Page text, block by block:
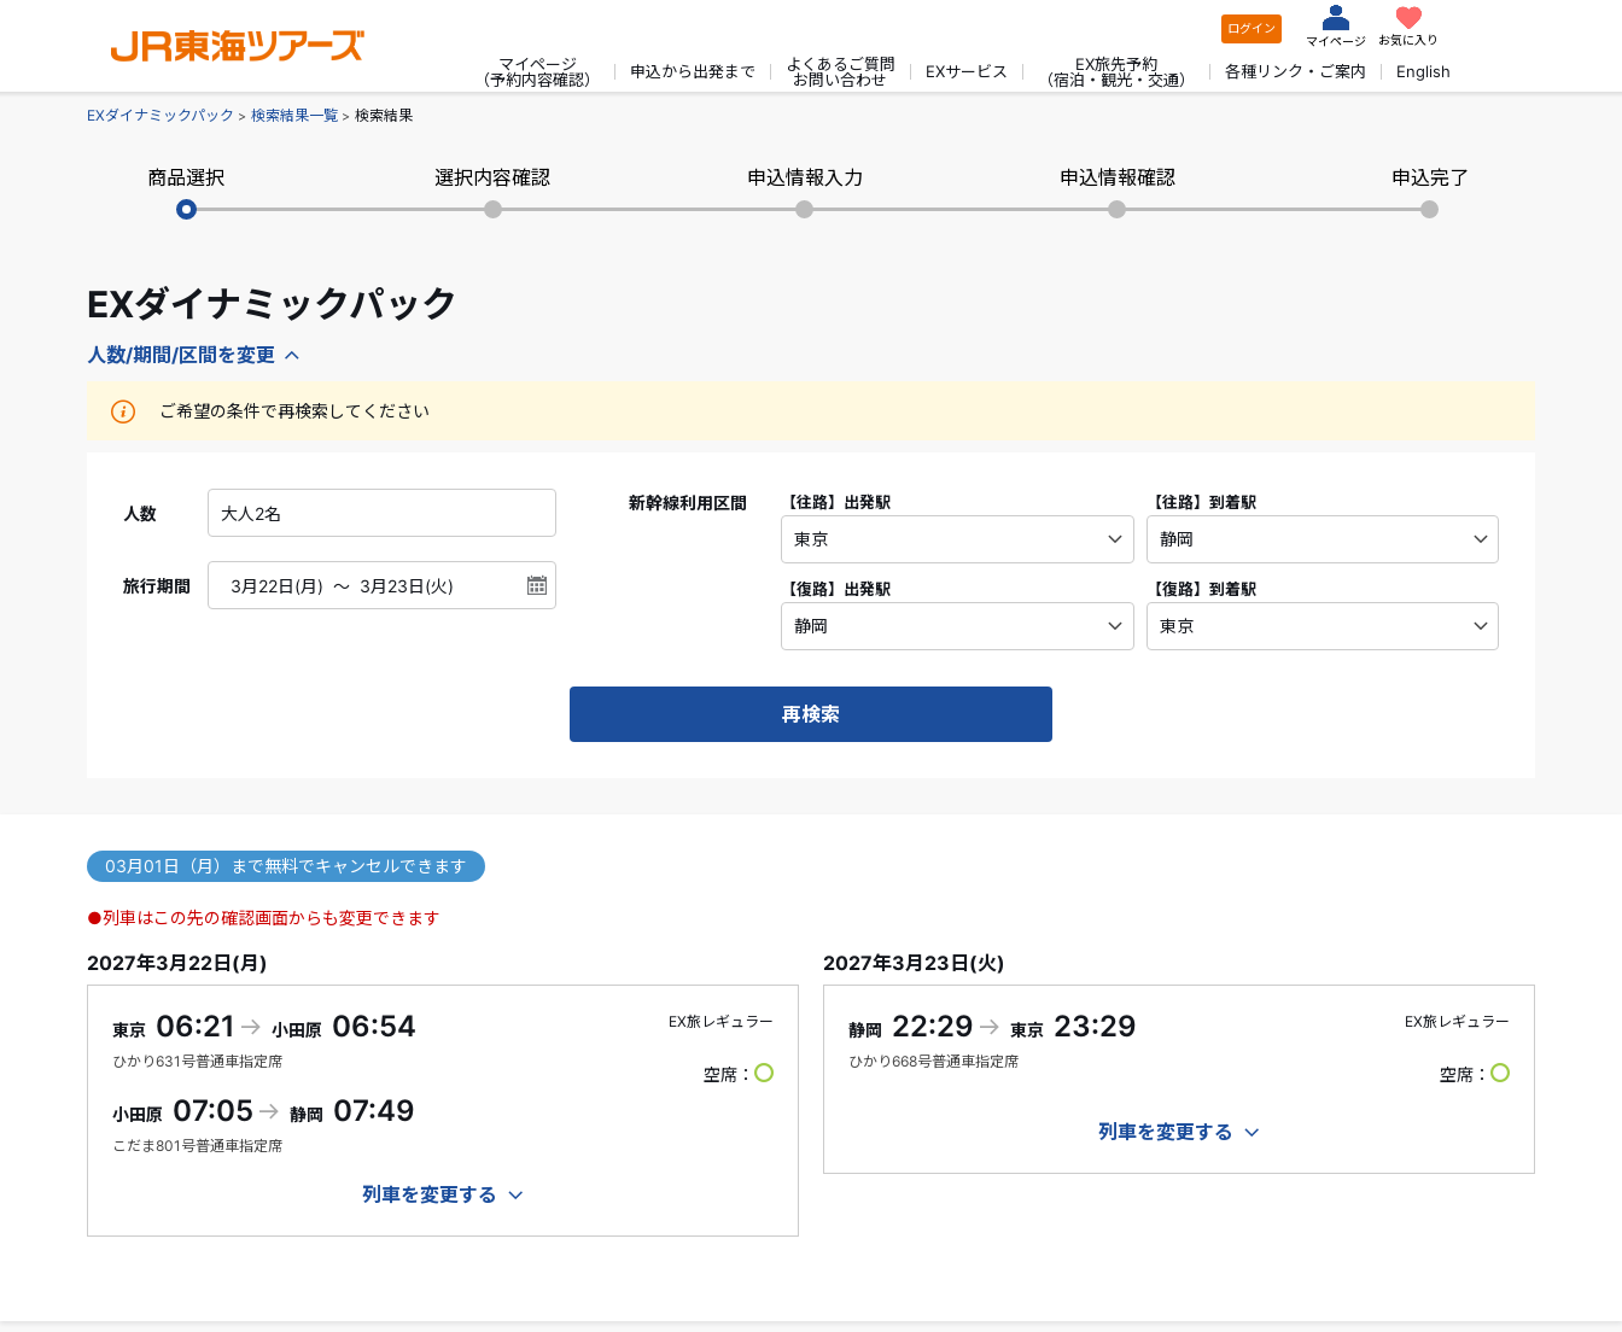
ログイン
マイページ
お気に入り
マイページ
（予約内容確認）
申込から出発まで
よくあるご質問
お問い合わせ
EXサービス
EX旅先予約
（宿泊・観光・交通）
各種リンク・ご案内 English
EXダイナミックパック 検索結果一覧 検索結果
商品選択 選択内容確認 申込情報入力 申込情報確認 申込完了
EXダイナミックパック
人数/期間/区間を変更
ご希望の条件で再検索してください
人数
旅行期間
新幹線利用区間 【往路】 出発駅 【往路】 到着駅
【復路】 出発駅 【復路】 到着駅
再検索
03月01日（月）まで無料でキャンセルできます
●列車はこの先の確認画面からも変更できます
2027年3月22日(月)
東京 06:21 小田原 06:54
ひかり631号普通車指定席
小田原 07:05 静岡 07:49
こだま801号普通車指定席
EX旅レギュラー
空席
列車を変更する
2027年3月23日(火)
静岡 22:29 東京 23:29
ひかり668号普通車指定席
EX旅レギュラー
空席
列車を変更する